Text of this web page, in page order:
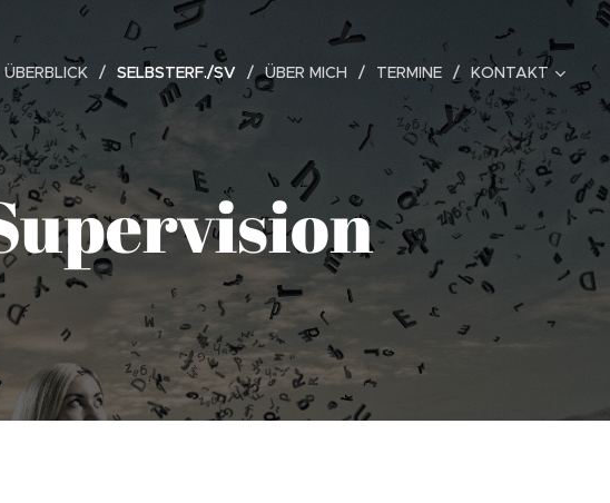
ÜBERBLICK SELBSTERF./SV ÜBER MICH TERMINE KONTAKT